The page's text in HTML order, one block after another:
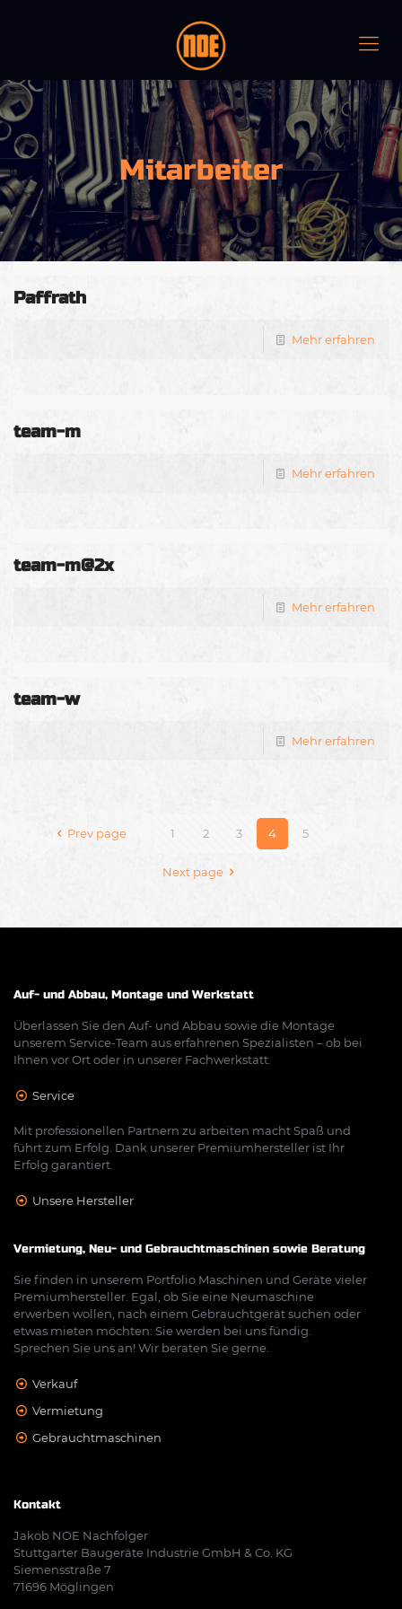
Mitarbeiter
Paffrath
Mehr erfahren
team-m
Mehr erfahren
team-m@2x
Mehr erfahren
team-w
Mehr erfahren
Prev page 1 2 3 4 5
Next page
Auf- und Abbau, Montage und Werkstatt
Überlassen Sie den Auf- und Abbau sowie die Montage
unserem Service-Team aus erfahrenen Spezialisten – ob bei
Ihnen vor Ort oder in unserer Fachwerkstatt.
Service
Mit professionellen Partnern zu arbeiten macht Spaß und
führt zum Erfolg. Dank unserer Premiumhersteller ist Ihr
Erfolg garantiert.
Unsere Hersteller
Vermietung, Neu- und Gebrauchtmaschinen sowie Beratung
Sie finden in unserem Portfolio Maschinen und Geräte vieler
Premiumhersteller. Egal, ob Sie eine Neumaschine
erwerben wollen, nach einem Gebrauchtgerät suchen oder
etwas mieten möchten: Sie werden bei uns fündig.
Sprechen Sie uns an! Wir beraten Sie gerne.
Verkauf
Vermietung
Gebrauchtmaschinen
Kontakt
Jakob NOE Nachfolger
Stuttgarter Baugeräte Industrie GmbH & Co. KG
Siemensstraße 7
71696 Möglingen